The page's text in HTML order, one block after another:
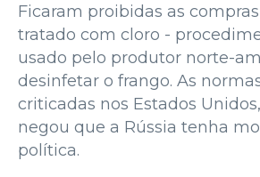
Ficaram proibidas as
tratado com cloro -
usado pelo produtor norte-
desinfetar o frango. As
criticadas nos Estados
negou que a Rússia tenha
política.